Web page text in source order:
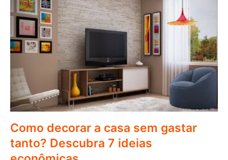
Como decorar a casa sem gastar
tanto? Descubra 7 ideias